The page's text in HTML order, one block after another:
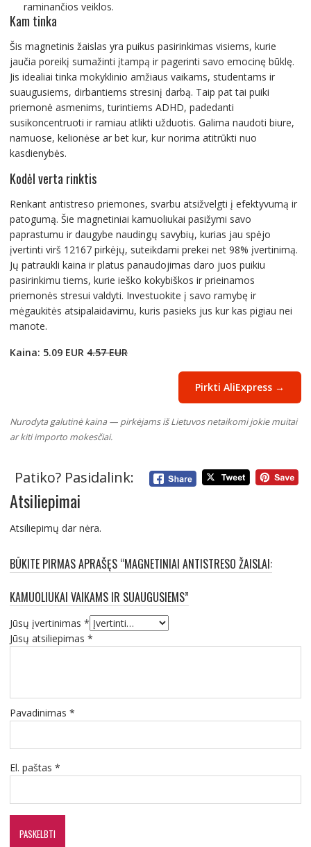
raminančios veiklos.
Kam tinka
Šis magnetinis žaislas yra puikus pasirinkimas visiems, kurie
jaučia poreikį sumažinti įtampą ir pagerinti savo emocinę būklę.
Jis idealiai tinka mokyklinio amžiaus vaikams, studentams ir
suaugusiems, dirbantiems stresinį darbą. Taip pat tai puiki
priemonė asmenims, turintiems ADHD, padedanti
susikoncentruoti ir ramiau atlikti užduotis. Galima naudoti biure,
namuose, kelionėse ar bet kur, kur norima atitrūkti nuo
kasdienybės.
Kodėl verta rinktis
Renkant antistreso priemones, svarbu atsižvelgti į efektyvumą ir
patogumą. Šie magnetiniai kamuoliukai pasižymi savo
paprastumu ir daugybe naudingų savybių, kurias jau spėjo
įvertinti virš 12167 pirkėjų, suteikdami prekei net 98% įvertinimą.
Jų patraukli kaina ir platus panaudojimas daro juos puikiu
pasirinkimu tiems, kurie ieško kokybiškos ir prieinamos
priemonės stresui valdyti. Investuokite į savo ramybę ir
mėgaukitės atsipalaidavimu, kuris pasieks jus kur kas pigiau nei
manote.
Kaina: 5.09 EUR 4.57 EUR
Pirkti AliExpress →
Nurodyta galutinė kaina — pirkėjams iš Lietuvos netaikomi jokie muitai
ar kiti importo mokesčiai.
Patiko? Pasidalink:
Atsiliepimai
Atsiliepimų dar nėra.
BŪKITE PIRMAS APRAŠĘS “MAGNETINIAI ANTISTRESO ŽAISLAI:
KAMUOLIUKAI VAIKAMS IR SUAUGUSIEMS”
Jūsų įvertinimas *
Jūsų atsiliepimas *
Pavadinimas *
El. paštas *